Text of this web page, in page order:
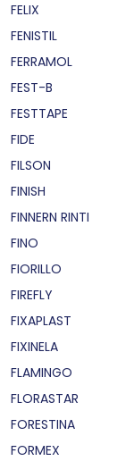
FELIX
FENISTIL
FERRAMOL
FEST-B
FESTTAPE
FIDE
FILSON
FINISH
FINNERN RINTI
FINO
FIORILLO
FIREFLY
FIXAPLAST
FIXINELA
FLAMINGO
FLORASTAR
FORESTINA
FORMEX